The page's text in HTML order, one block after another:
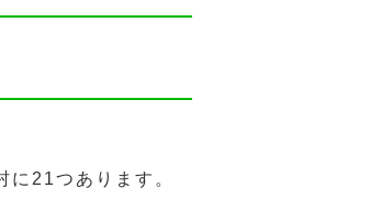
21つあります。